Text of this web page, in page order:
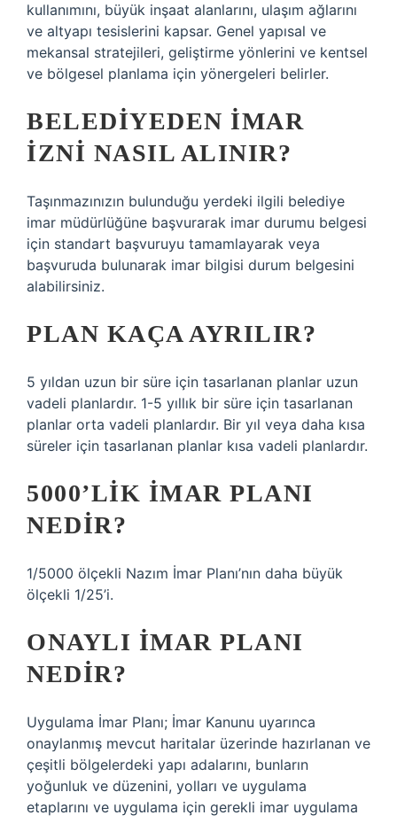
kullanımını, büyük inşaat alanlarını, ulaşım ağlarını
ve altyapı tesislerini kapsar. Genel yapısal ve
mekansal stratejileri, geliştirme yönlerini ve kentsel
ve bölgesel planlama için yönergeleri belirler.
BELEDIYEDEN IMAR
IZNI NASIL ALINIR?
Taşınmazınızın bulunduğu yerdeki ilgili belediye
imar müdürlüğüne başvurarak imar durumu belgesi
için standart başvuruyu tamamlayarak veya
başvuruda bulunarak imar bilgisi durum belgesini
alabilirsiniz.
PLAN KAÇA AYRILIR?
5 yıldan uzun bir süre için tasarlanan planlar uzun
vadeli planlardır. 1-5 yıllık bir süre için tasarlanan
planlar orta vadeli planlardır. Bir yıl veya daha kısa
süreler için tasarlanan planlar kısa vadeli planlardır.
5000’LIK IMAR PLANI
NEDIR?
1/5000 ölçekli Nazım İmar Planı’nın daha büyük
ölçekli 1/25’i.
ONAYLI IMAR PLANI
NEDIR?
Uygulama İmar Planı; İmar Kanunu uyarınca
onaylanmış mevcut haritalar üzerinde hazırlanan ve
çeşitli bölgelerdeki yapı adalarını, bunların
yoğunluk ve düzenini, yolları ve uygulama
etaplarını ve uygulama için gerekli imar uygulama